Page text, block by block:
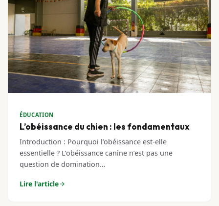
ÉDUCATION
L’obéissance du chien : les fondamentaux
Introduction : Pourquoi l’obéissance est-elle
essentielle ? L’obéissance canine n’est pas une
question de domination…
Lire l'article